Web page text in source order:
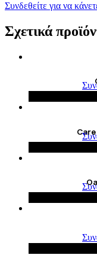
Συνδεθείτε για να
Σχετικά